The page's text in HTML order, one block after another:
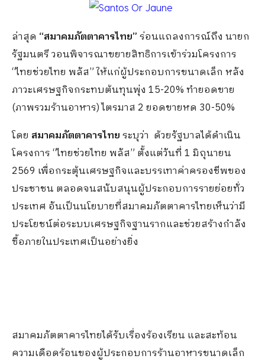
ล่าสุด “สมาคมภัตตาคารไทย”ร่อนแถลงการณ์ถึง นายก
รัฐมนตรี วอนพิจารณาขยายสิทธิการเข้าร่วมโครงการ
“ไทยช่วยไทย พลัส” ให้แก่ผู้ประกอบการขนาดเล็ก หลัง
ภาวะเศรษฐกิจกระทบต้นทุนพุ่ง 15-20% ทำยอดขาย
(ภาพรวมร้านอาหาร) ไตรมาส 2 ยอดขายหด 30-50%
โดย สมาคมภัตตาคารไทยระบุว่า ด้วยรัฐบาลได้ดำเนิน
โครงการ “ไทยช่วยไทย พลัส” ตั้งแต่วันที่ 1 มิถุนายน
2569 เพื่อกระตุ้นเศรษฐกิจและบรรเทาค่าครองชีพของ
ประชาชน ตลอดจนสนับสนุนผู้ประกอบการรายย่อยทั่ว
ประเทศ อันเป็นนโยบายที่สมาคมภัตตาคารไทยเห็นว่ามี
ประโยชน์ต่อระบบเศรษฐกิจฐานรากและช่วยสร้างกำลัง
ซื้อภายในประเทศเป็นอย่างยิ่ง
สมาคมภัตตาคารไทยได้รับเรื่องร้องเรียน และสะท้อน
ความเดือดร้อนของผู้ประกอบการร้านอาหารขนาดเล็ก